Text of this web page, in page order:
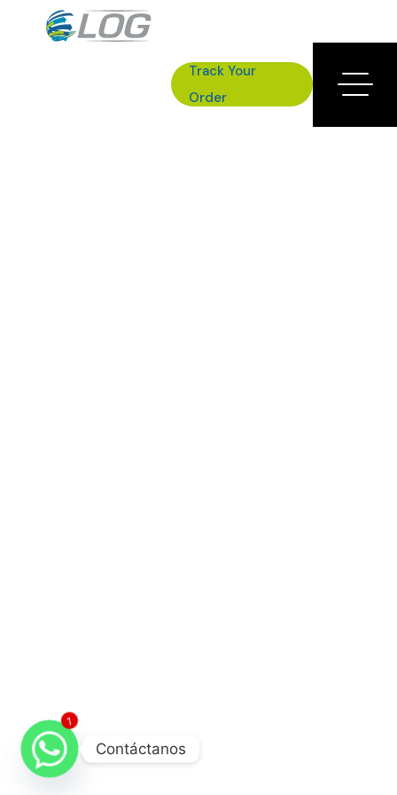
Track Your
Order
1
Contáctanos